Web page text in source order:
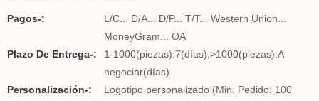
Pagos-:
L/C... D/A... D/P... T/T... Western Union...
MoneyGram... OA
Plazo De Entrega-:
1-1000(piezas):7(días),>1000(piezas):A
negociar(días)
Personalización-:
Logotipo personalizado (Min. Pedido: 100